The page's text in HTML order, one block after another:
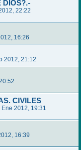
DIOS?.-
22:22
16:26
2012, 21:12
CIVILES
Ene 2012, 19:31
16:39